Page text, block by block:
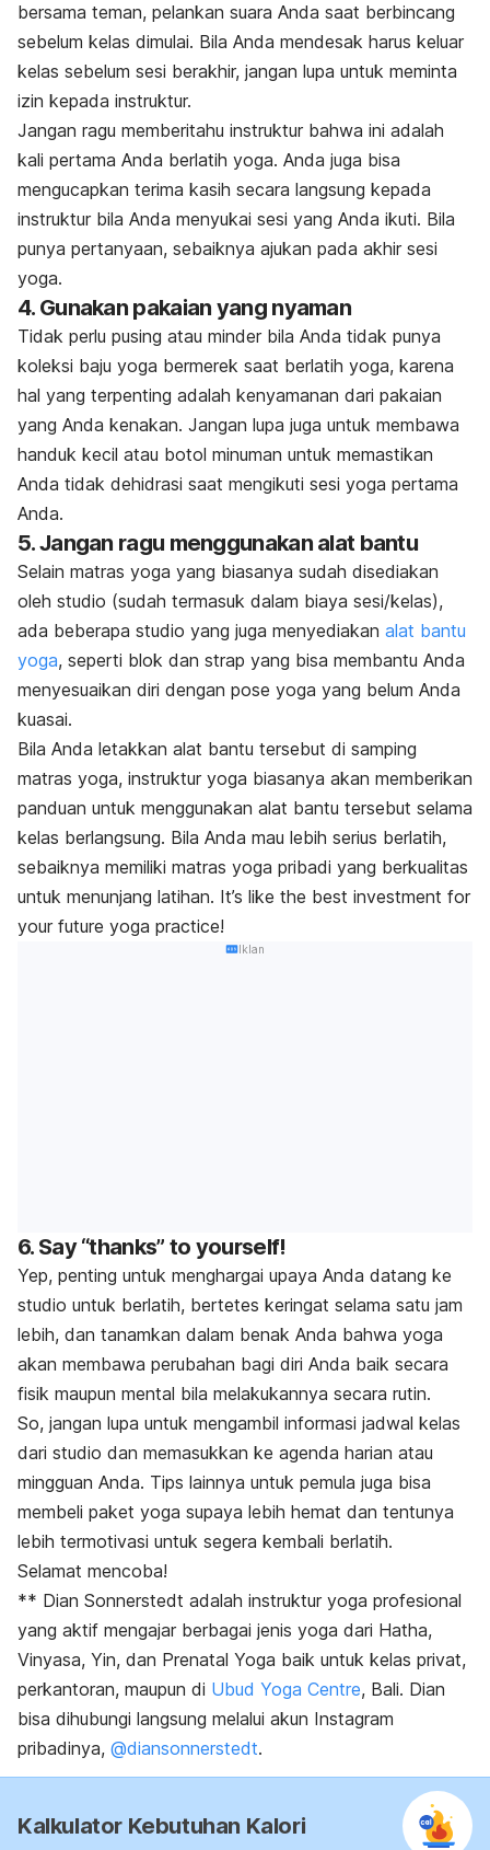
bersama teman, pelankan suara Anda saat berbincang
sebelum kelas dimulai. Bila Anda mendesak harus keluar
kelas sebelum sesi berakhir, jangan lupa untuk meminta
izin kepada instruktur.
Jangan ragu memberitahu instruktur bahwa ini adalah
kali pertama Anda berlatih yoga. Anda juga bisa
mengucapkan terima kasih secara langsung kepada
instruktur bila Anda menyukai sesi yang Anda ikuti. Bila
punya pertanyaan, sebaiknya ajukan pada akhir sesi
yoga.
4. Gunakan pakaian yang nyaman
Tidak perlu pusing atau minder bila Anda tidak punya
koleksi baju yoga bermerek saat berlatih yoga, karena
hal yang terpenting adalah kenyamanan dari pakaian
yang Anda kenakan. Jangan lupa juga untuk membawa
handuk kecil atau botol minuman untuk memastikan
Anda tidak dehidrasi saat mengikuti sesi yoga pertama
Anda.
5. Jangan ragu menggunakan alat bantu
Selain matras yoga yang biasanya sudah disediakan
oleh studio (sudah termasuk dalam biaya sesi/kelas),
ada beberapa studio yang juga menyediakan alat bantu
yoga, seperti blok dan strap yang bisa membantu Anda
menyesuaikan diri dengan pose yoga yang belum Anda
kuasai.
Bila Anda letakkan alat bantu tersebut di samping
matras yoga, instruktur yoga biasanya akan memberikan
panduan untuk menggunakan alat bantu tersebut selama
kelas berlangsung. Bila Anda mau lebih serius berlatih,
sebaiknya memiliki matras yoga pribadi yang berkualitas
untuk menunjang latihan. It’s like the best investment for
your future yoga practice!
Iklan
6. Say “thanks” to yourself!
Yep, penting untuk menghargai upaya Anda datang ke
studio untuk berlatih, bertetes keringat selama satu jam
lebih, dan tanamkan dalam benak Anda bahwa yoga
akan membawa perubahan bagi diri Anda baik secara
fisik maupun mental bila melakukannya secara rutin.
So, jangan lupa untuk mengambil informasi jadwal kelas
dari studio dan memasukkan ke agenda harian atau
mingguan Anda. Tips lainnya untuk pemula juga bisa
membeli paket yoga supaya lebih hemat dan tentunya
lebih termotivasi untuk segera kembali berlatih.
Selamat mencoba!
** Dian Sonnerstedt adalah instruktur yoga profesional
yang aktif mengajar berbagai jenis yoga dari Hatha,
Vinyasa, Yin, dan Prenatal Yoga baik untuk kelas privat,
perkantoran, maupun di Ubud Yoga Centre, Bali. Dian
bisa dihubungi langsung melalui akun Instagram
pribadinya, @diansonnerstedt.
Kalkulator Kebutuhan Kalori